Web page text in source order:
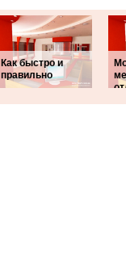
Как быстро и
правильно